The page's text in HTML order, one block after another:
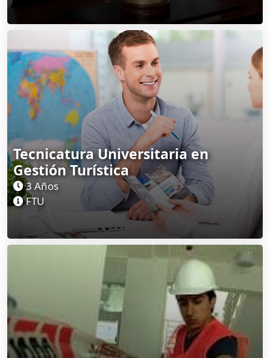
Tecnicatura Universitaria en
Gestión Turística
3 Años
FTU